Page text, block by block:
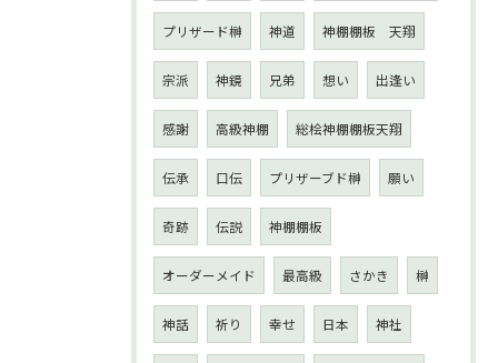
プリザード榊 神道 神棚棚板 天翔
宗派 神鏡 兄弟 想い 出逢い
感謝 高級神棚 総桧神棚棚板天翔
伝承 口伝 プリザーブド榊 願い
奇跡 伝説 神棚棚板
オーダーメイド 最高級 さかき 榊
神話 祈り 幸せ 日本 神社